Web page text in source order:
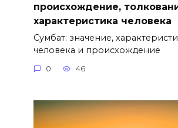
происхождение,
характеристика человека
Сумбат: значение,
человека и происхождение
0 46